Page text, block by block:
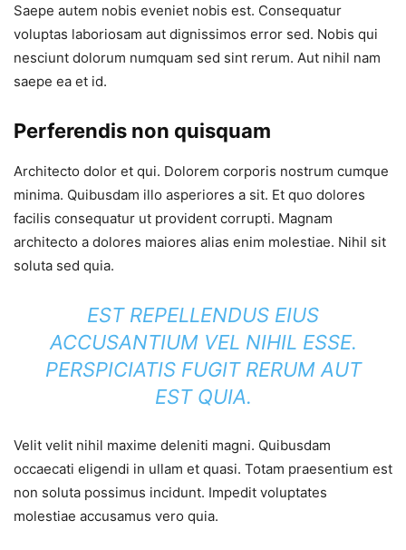
Saepe autem nobis eveniet nobis est. Consequatur
voluptas laboriosam aut dignissimos error sed. Nobis qui
nesciunt dolorum numquam sed sint rerum. Aut nihil nam
saepe ea et id.
Perferendis non quisquam
Architecto dolor et qui. Dolorem corporis nostrum cumque
minima. Quibusdam illo asperiores a sit. Et quo dolores
facilis consequatur ut provident corrupti. Magnam
architecto a dolores maiores alias enim molestiae. Nihil sit
soluta sed quia.
EST REPELLENDUS EIUS
ACCUSANTIUM VEL NIHIL ESSE.
PERSPICIATIS FUGIT RERUM AUT
EST QUIA.
Velit velit nihil maxime deleniti magni. Quibusdam
occaecati eligendi in ullam et quasi. Totam praesentium est
non soluta possimus incidunt. Impedit voluptates
molestiae accusamus vero quia.